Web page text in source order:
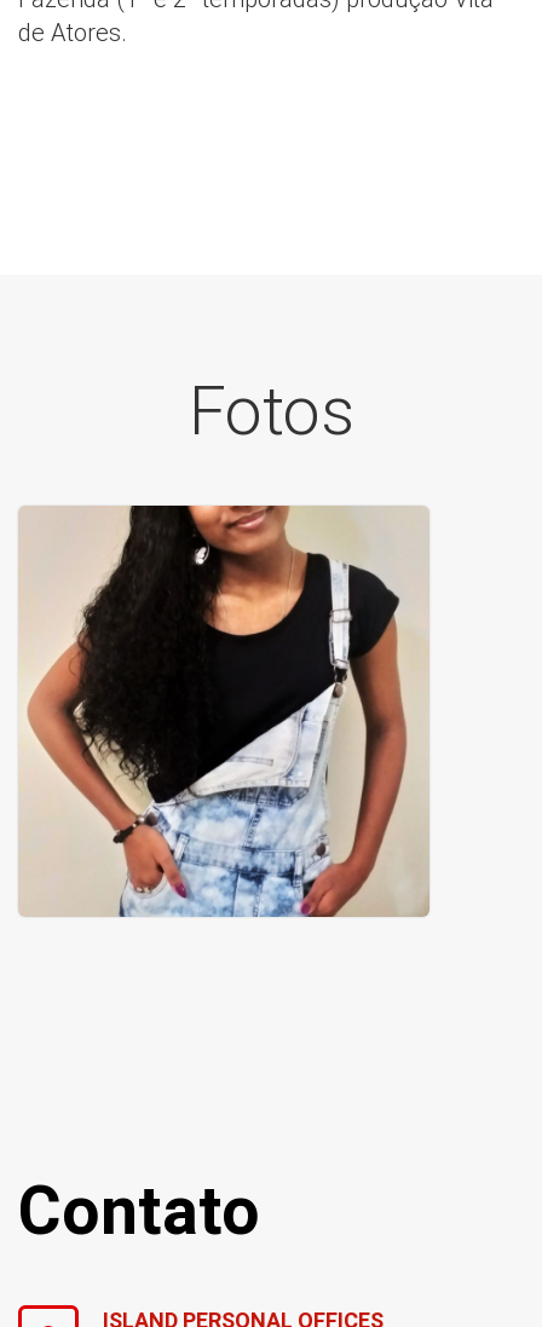
de Atores.
Fotos
Contato
ISLAND PERSONAL OFFICES